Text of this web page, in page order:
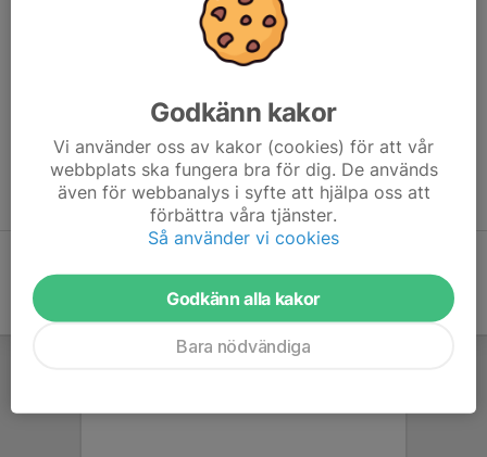
Godkänn kakor
Vi använder oss av kakor (cookies) för att vår
webbplats ska fungera bra för dig. De används
även för webbanalys i syfte att hjälpa oss att
förbättra våra tjänster.
Så använder vi cookies
Godkänn alla kakor
Bara nödvändiga